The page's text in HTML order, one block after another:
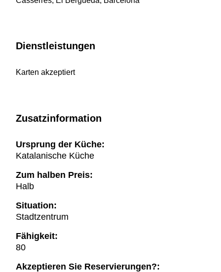
Dienstleistungen
Karten akzeptiert
Zusatzinformation
Ursprung der Küche:
Katalanische Küche
Zum halben Preis:
Halb
Situation:
Stadtzentrum
Fähigkeit:
80
Akzeptieren Sie Reservierungen?: